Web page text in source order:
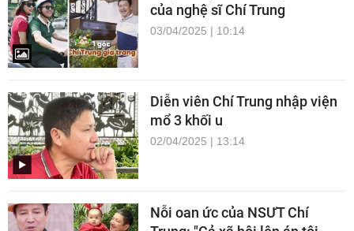
của nghệ sĩ Chí Trung
03/04/2025 | 10:14
Diễn viên Chí Trung nhập viện
mổ 3 khối u
02/04/2025 | 13:14
Nỗi oan ức của NSƯT Chí